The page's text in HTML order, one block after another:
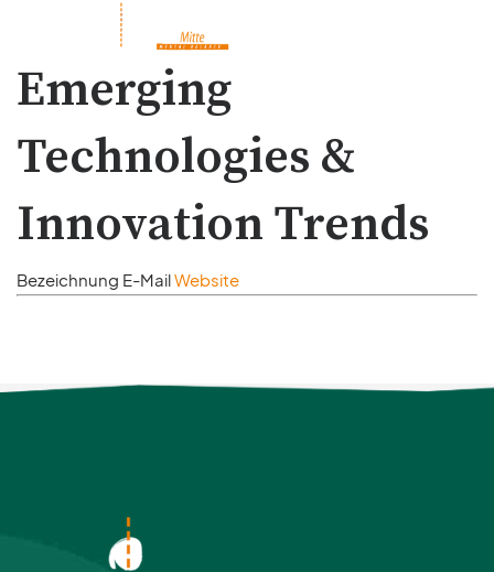
Emerging
Technologies &
Innovation Trends
Bezeichnung E-MailWebsite